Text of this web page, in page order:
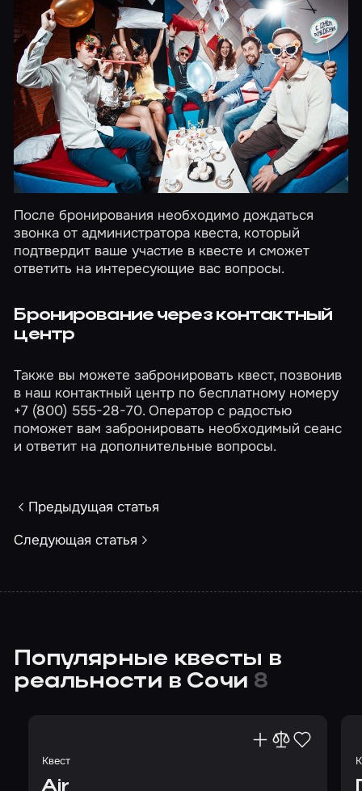
После бронирования необходимо дождаться
звонка от администратора квеста, который
подтвердит ваше участие в квесте и сможет
ответить на интересующие вас вопросы.
Бронирование через контактный
центр
Также вы можете забронировать квест, позвонив
в наш контактный центр по бесплатному номеру
+7 (800) 555-28-70. Оператор с радостью
поможет вам забронировать необходимый сеанс
и ответит на дополнительные вопросы.
Предыдущая статья
Следующая статья
Популярные квесты в
реальности в Сочи 8
Квест
Air